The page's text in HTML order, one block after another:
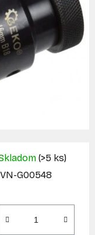
(>5 ks)
VN-G00548